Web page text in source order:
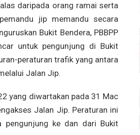
daripada orang ramai serta
jip memandu secara
Bukit Bendera, PBBPP
untuk pengunjung di Bukit
peraturan trafik yang antara
Jalan Jip.
yang diwartakan pada 31 Mac
Jalan Jip. Peraturan ini
pengunjung ke dan dari Bukit